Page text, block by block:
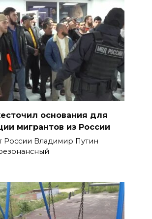
основания для
мигрантов из России
России Владимир Путин